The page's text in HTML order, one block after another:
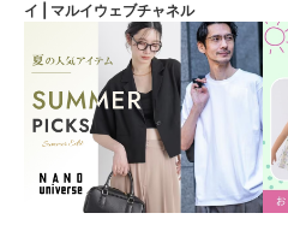
イ | マルイウェブチャネル